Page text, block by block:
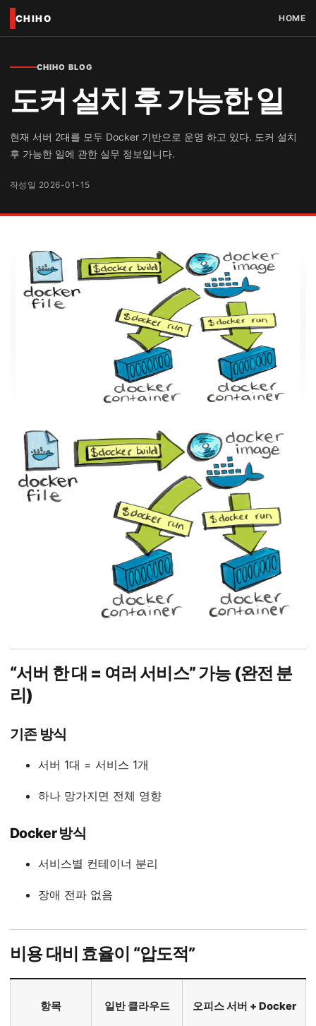
CHIHO HOME
CHIHO BLOG
도커 설치 후 가능한 일
현재 서버 2대를 모두 Docker 기반으로 운영 하고 있다. 도커 설치
후 가능한 일에 관한 실무 정보입니다.
작성일 2026-01-15
“서버 한 대 = 여러 서비스” 가능 (완전 분
리)
기존 방식
서버 1대 = 서비스 1개
하나 망가지면 전체 영향
Docker 방식
서비스별 컨테이너 분리
장애 전파 없음
비용 대비 효율이 “압도적”
항목 일반 클라우드 오피스 서버 + Docker